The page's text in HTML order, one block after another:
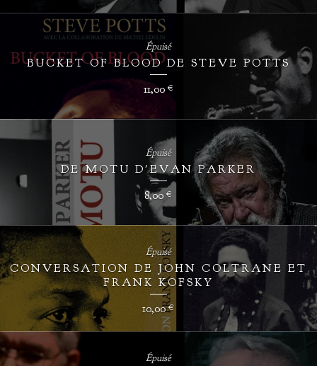
BUCKET OF BLOOD DE STEVE POTTS
11,00 €
Épuisé
DE MOTU D'EVAN PARKER
8,00 €
Épuisé
CONVERSATION DE JOHN COLTRANE ET
FRANK KOFSKY
10,00€
Épuisé
Épuisé